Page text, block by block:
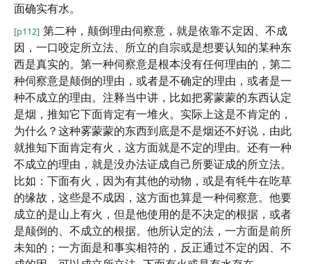
面确实有水。
[p112] 第二种，颠倒理由伺察意，就是依靠不定因、不成
因，一口咬定所立法、所立的自宗或是想要认知的某种东
西是真实的。第一种伺察意是根本没有任何理由的，第二
种伺察意是颠倒的理由，或者是不确定的理由，或者是一
种不成立的理由。注释当中讲，比如把雾蒙蒙的东西认定
是烟，推知它下面肯定有一堆火。实际上这是不肯定的，
为什么？这种雾蒙蒙的东西到底是不是烟还不好说，由此
就推知下面肯定有火，这方面就是不定的理由。还有一种
不成立的理由，就是没办法证成自己所要证成的所立法。
比如：下面有火，因为有其他的动物，或是有牦牛在吃草
的缘故，这些是不成因，这方面也算是一种伺察意。他要
成立的是山上有火，但是他使用的是不决定的根据，或者
是颠倒的、不成立的根据。他所认定的法，一方面是前所
未知的；一方面是和事实相符的，反正通过不定的因、不